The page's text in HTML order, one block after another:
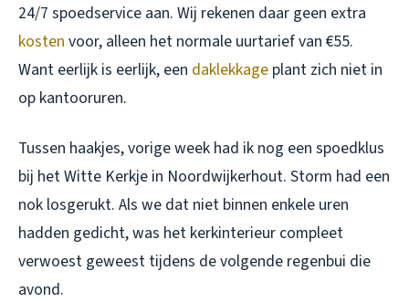
24/7 spoedservice aan. Wij rekenen daar geen extra
kosten voor, alleen het normale uurtarief van €55.
Want eerlijk is eerlijk, een daklekkage plant zich niet in
op kantooruren.
Tussen haakjes, vorige week had ik nog een spoedklus
bij het Witte Kerkje in Noordwijkerhout. Storm had een
nok losgerukt. Als we dat niet binnen enkele uren
hadden gedicht, was het kerkinterieur compleet
verwoest geweest tijdens de volgende regenbui die
avond.